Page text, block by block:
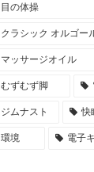
目の体操
クラシック オルゴー
マッサージオイル
むずむず脚
ジムナスト 快
環境 電子